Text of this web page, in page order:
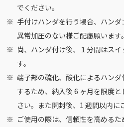
でください。
手付けハンダを行う場合、ハン
異常加圧のない様ご配慮願います。
尚、ハンダ付け後、１分間はス
す。
端子部の硫化、酸化によるハン
するため、納入後 6 ヶ月を限度
さい。また開封後、1 週間以内に
ご使用の際は、信頼性を高める